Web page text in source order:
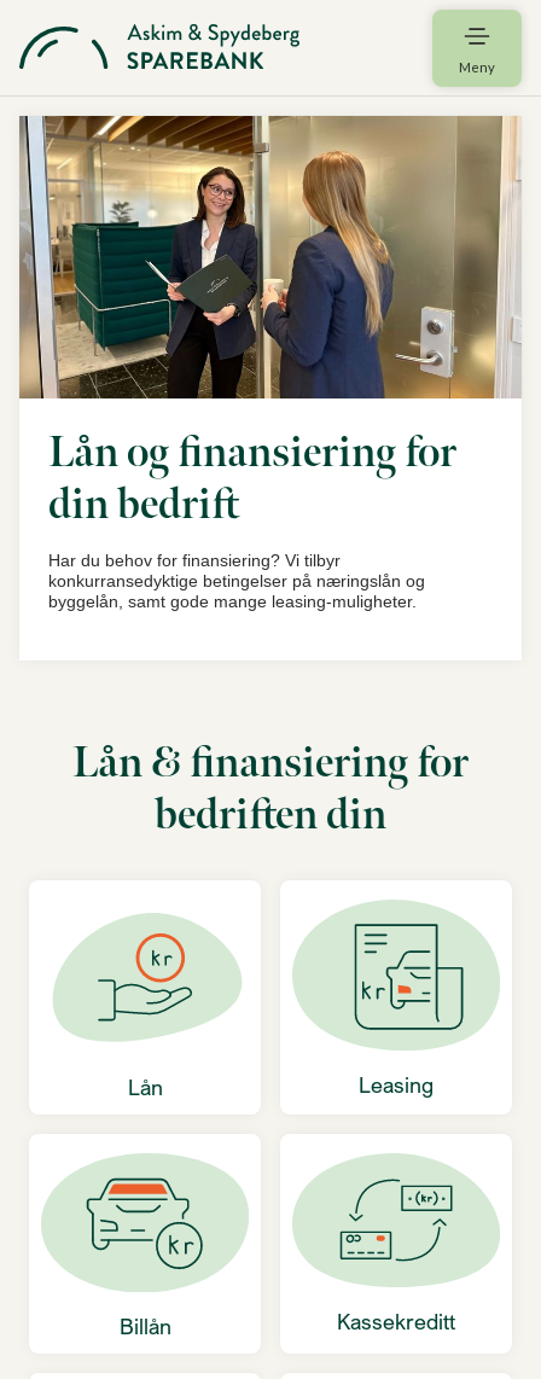
Meny
Lån og finansiering for
din bedrift
Har du behov for finansiering? Vi tilbyr
konkurransedyktige betingelser på næringslån og
byggelån, samt gode mange leasing-muligheter.
Lån & finansiering for
bedriften din
Lån Leasing
Billån Kassekreditt